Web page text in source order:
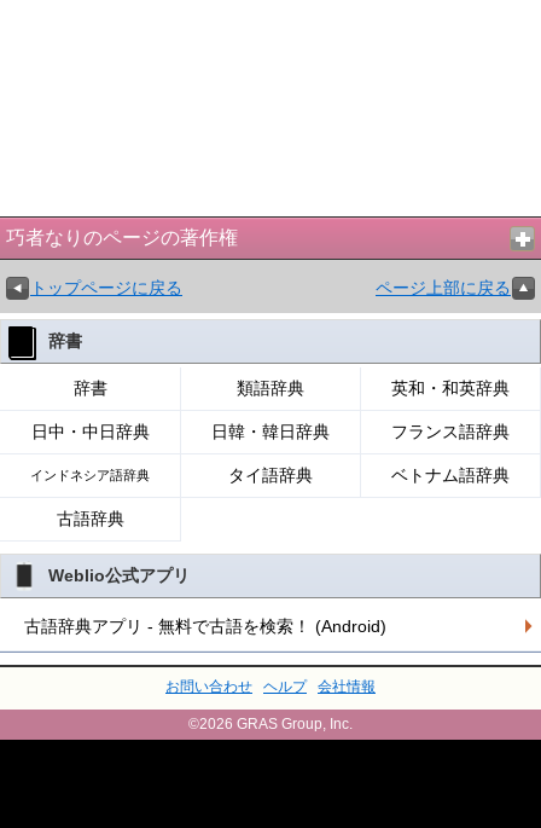
巧者なりのページの著作権
トップページに戻る ページ上部に戻る
辞書
辞書 類語辞典 英和・和英辞典
日中・中日辞典 日韓・韓日辞典 フランス語辞典
インドネシア語辞典 タイ語辞典 ベトナム語辞典
古語辞典
Weblio公式アプリ
古語辞典アプリ - 無料で古語を検索！ (Android)
お問い合わせ ヘルプ 会社情報
©2026 GRAS Group, Inc.